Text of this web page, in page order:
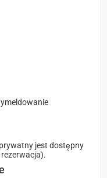
jest dostępny